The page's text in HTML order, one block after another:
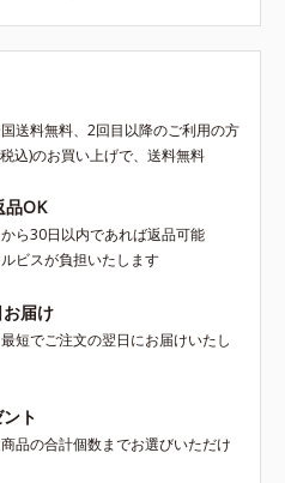
送料無料、2回目以降のご利用の方
込)のお買い上げで、送料無料
品OK
ら30日以内であれば返品可能
ビスが負担いたします
届け
短でご注文の翌日にお届けいたし
ト
品の合計個数までお選びいただけ